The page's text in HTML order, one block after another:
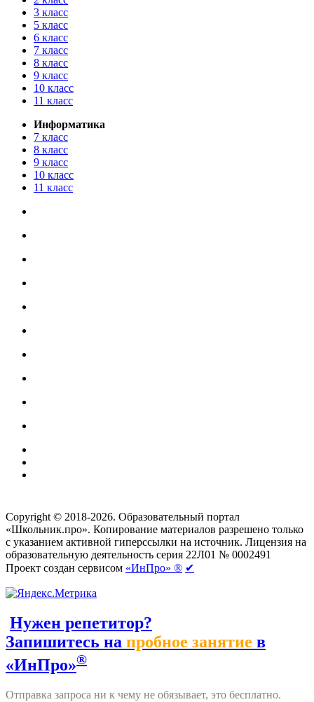
3 класс
5 класс
6 класс
7 класс
8 класс
9 класс
10 класс
11 класс
Информатика
7 класс
8 класс
9 класс
10 класс
11 класс
Copyright © 2018-2026. Образовательный портал
«Школьник.про». Копирование материалов разрешено только
с указанием активной гиперссылки на источник. Лицензия на
образовательную деятельность серия 22Л01 № 0002491
Проект создан сервисом «ИнПро» ® ✔
Нужен репетитор?
Запишитесь на пробное занятие в
«ИнПро»®
Отправка запроса ни к чему не обязывает, это бесплатно.